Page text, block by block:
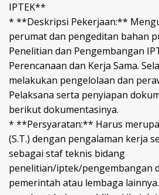
IPTEK**
* **Deskripsi Pekerjaan:**
perumat dan pengeditan bahan
Penelitian dan Pengembangan
Perencanaan dan Kerja Sama.
melakukan pengelolaan dan
Pelaksana serta penyiapan
berikut dokumentasinya.
* **Persyaratan:** Harus
(S.T.) dengan pengalaman kerja
sebagai staf teknis bidang
penelitian/iptek/pengembangan
pemerintah atau lembaga